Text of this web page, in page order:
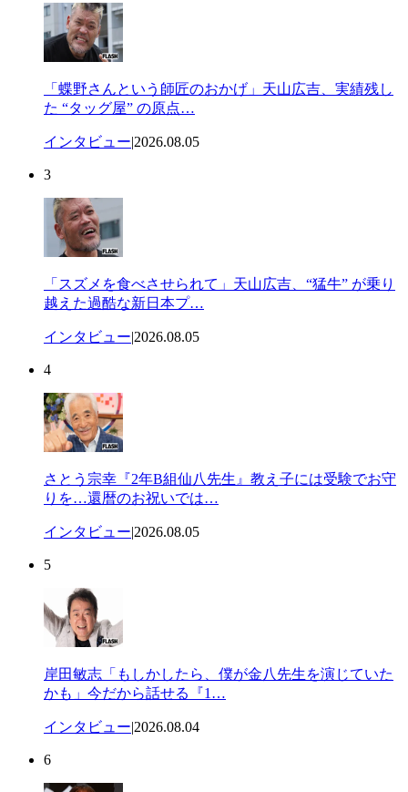
「蝶野さんという師匠のおかげ」天山広吉、実績残し
た “タッグ屋” の原点…
インタビュー|2026.08.05
3
「スズメを食べさせられて」天山広吉、“猛牛” が乗り
越えた過酷な新日本プ…
インタビュー|2026.08.05
4
さとう宗幸『2年B組仙八先生』教え子には受験でお守
りを…還暦のお祝いでは…
インタビュー|2026.08.05
5
岸田敏志「もしかしたら、僕が金八先生を演じていた
かも」今だから話せる『1…
インタビュー|2026.08.04
6